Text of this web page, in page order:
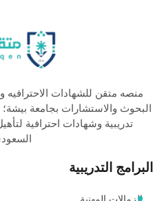
منصه متقن للشهادات الاحترافيه و
البحوث والاستشارات بجامعة
تدريبية وشهادات احترافية
البرامج التدريبية